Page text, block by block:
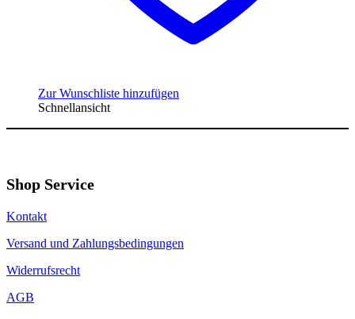
Zur Wunschliste hinzufügen
Schnellansicht
Shop Service
Kontakt
Versand und Zahlungsbedingungen
Widerrufsrecht
AGB